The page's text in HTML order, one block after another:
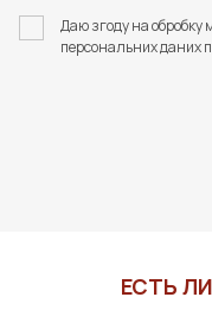
Даю згоду на обробку
персональних даних
ЕСТЬ